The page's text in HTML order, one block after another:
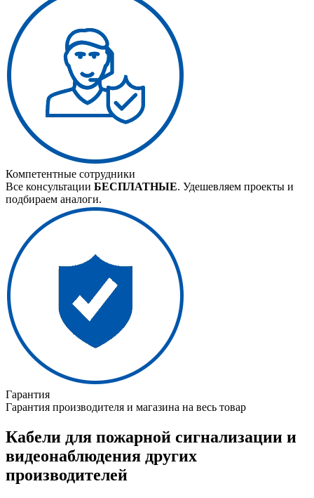
Компетентные сотрудники
Все консультации БЕСПЛАТНЫЕ. Удешевляем проекты и
подбираем аналоги.
Гарантия
Гарантия производителя и магазина на весь товар
Кабели для пожарной сигнализации и
видеонаблюдения других
производителей